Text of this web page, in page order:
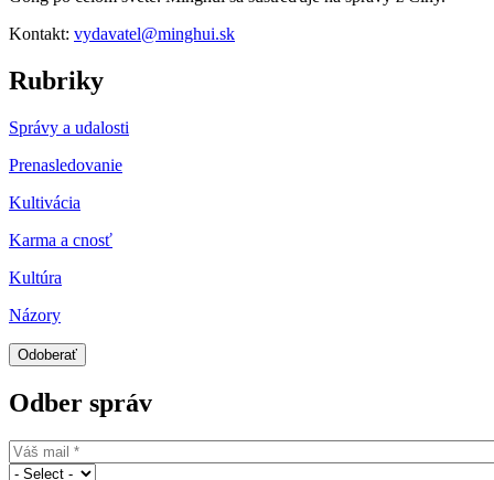
Kontakt: vydavatel@minghui.sk
Rubriky
Správy a udalosti
Prenasledovanie
Kultivácia
Karma a cnosť
Kultúra
Názory
Odber správ